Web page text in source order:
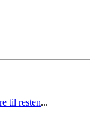
til resten...